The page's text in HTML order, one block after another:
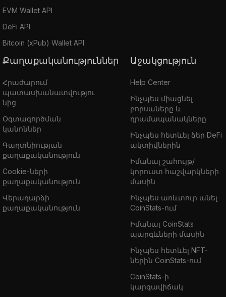
EVM Wallet API
DeFi API
Bitcoin (xPub) Wallet API
Քաղաքականություններ
Հրաժարում
պատասխանատվությու
նից
Օգտագործման
կանոններ
Գաղտնիության
քաղաքականություն
Cookie-ների
քաղաքականություն
Վերադարձի
քաղաքականություն
Աջակցություն
Help Center
Ինչպես միացնել
բորսաները և
դրամապանակները
Ինչպես հետևել ձեր DeFi
ակտիվներին
Իմանալ շահույթ/
կորուստ հաշվարկների
մասին
Ինչպես առևտուր անել
CoinStats-ում
Իմանալ CoinStats
պարգևների մասին
Ինչպես հետևել NFT-
ներին CoinStats-ում
CoinStats-ի
կարգավիճակ